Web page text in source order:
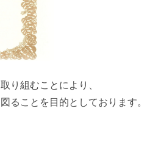
り組むことにより、
ることを目的としております。